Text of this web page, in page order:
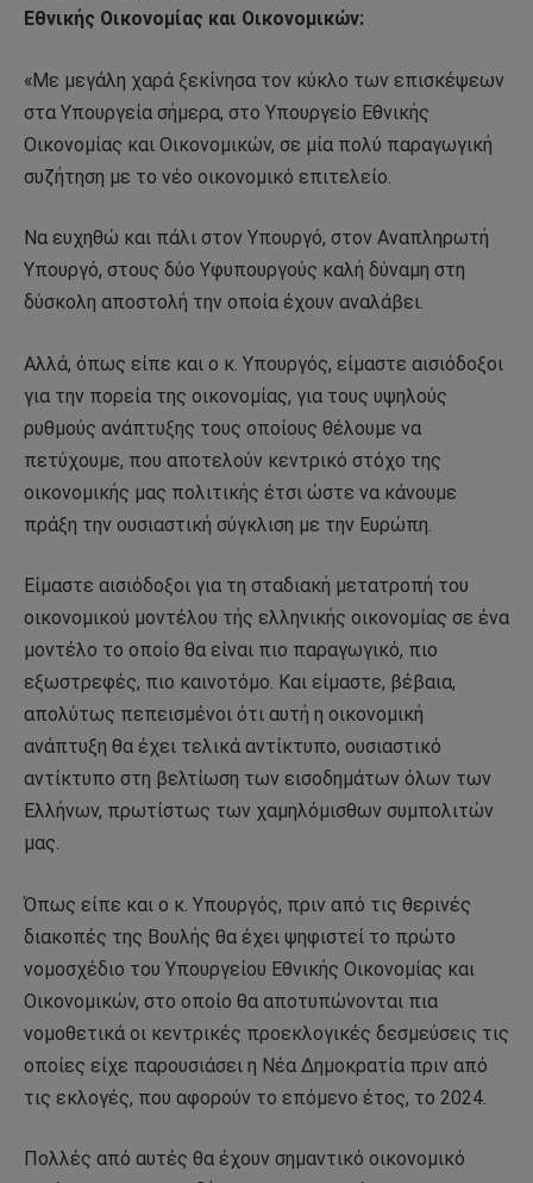
Εθνικής Οικονομίας και Οικονομικών:
«Με μεγάλη χαρά ξεκίνησα τον κύκλο των επισκέψεων
στα Υπουργεία σήμερα, στο Υπουργείο Εθνικής
Οικονομίας και Οικονομικών, σε μία πολύ παραγωγική
συζήτηση με το νέο οικονομικό επιτελείο.
Να ευχηθώ και πάλι στον Υπουργό, στον Αναπληρωτή
Υπουργό, στους δύο Υφυπουργούς καλή δύναμη στη
δύσκολη αποστολή την οποία έχουν αναλάβει.
Αλλά, όπως είπε και ο κ. Υπουργός, είμαστε αισιόδοξοι
για την πορεία της οικονομίας, για τους υψηλούς
ρυθμούς ανάπτυξης τους οποίους θέλουμε να
πετύχουμε, που αποτελούν κεντρικό στόχο της
οικονομικής μας πολιτικής έτσι ώστε να κάνουμε
πράξη την ουσιαστική σύγκλιση με την Ευρώπη.
Είμαστε αισιόδοξοι για τη σταδιακή μετατροπή του
οικονομικού μοντέλου τής ελληνικής οικονομίας σε ένα
μοντέλο το οποίο θα είναι πιο παραγωγικό, πιο
εξωστρεφές, πιο καινοτόμο. Και είμαστε, βέβαια,
απολύτως πεπεισμένοι ότι αυτή η οικονομική
ανάπτυξη θα έχει τελικά αντίκτυπο, ουσιαστικό
αντίκτυπο στη βελτίωση των εισοδημάτων όλων των
Ελλήνων, πρωτίστως των χαμηλόμισθων συμπολιτών
μας.
Όπως είπε και ο κ. Υπουργός, πριν από τις θερινές
διακοπές της Βουλής θα έχει ψηφιστεί το πρώτο
νομοσχέδιο του Υπουργείου Εθνικής Οικονομίας και
Οικονομικών, στο οποίο θα αποτυπώνονται πια
νομοθετικά οι κεντρικές προεκλογικές δεσμεύσεις τις
οποίες είχε παρουσιάσει η Νέα Δημοκρατία πριν από
τις εκλογές, που αφορούν το επόμενο έτος, το 2024.
Πολλές από αυτές θα έχουν σημαντικό οικονομικό